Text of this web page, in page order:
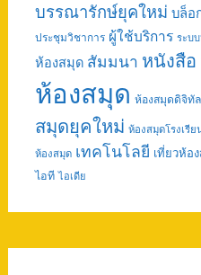
บรรณารักษ์ยุคใหม่ บล็อ
ประชุมวิชาการ ผู้ใช้บริการ ระบ
ห้องสมุด สัมมนา หนังสือ
ห้องสมุด ห้องสมุดดิจิทัล
สมุดยุคใหม่ ห้องสมุดโรงเรีย
ห้องสมุด เทคโนโลยี เที่ยวห้อ
ไอที ไอเดีย